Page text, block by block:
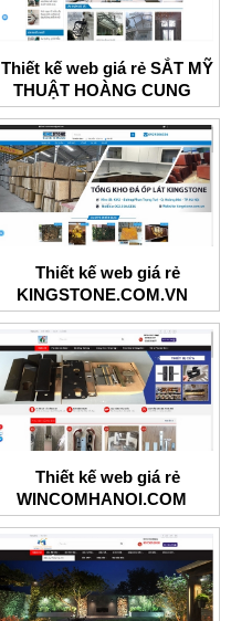
Thiết kế web giá rẻ SẮT MỸ
THUẬT HOÀNG CUNG
Thiết kế web giá rẻ
KINGSTONE.COM.VN
Thiết kế web giá rẻ
WINCOMHANOI.COM